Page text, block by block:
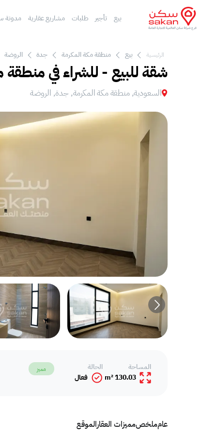
بيع تأجير طلبات مشاريع عقارية مدونة
الرئيسية بيع منطقة مكة المكرمة جدة الروضة
شقة للبيع - للشراء في
السعودية, منطقة مكة المكرمة, جدة, الروضة
عامملخصمميزات العقارالموقع
المساحة
130.03 m²
الحالة
فعال
مميز